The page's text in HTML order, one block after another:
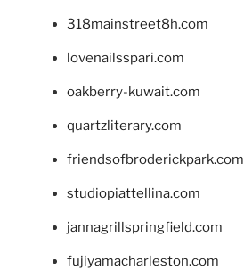
318mainstreet8h.com
lovenailsspari.com
oakberry-kuwait.com
quartzliterary.com
friendsofbroderickpark.com
studiopiattellina.com
jannagrillspringfield.com
fujiyamacharleston.com